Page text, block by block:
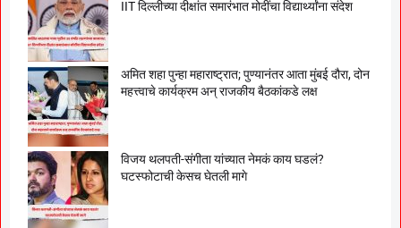
IIT दिल्लीच्या दीक्षांत समारंभात मोदींचा विद्यार्थ्यांना संदेश
अमित शहा पुन्हा महाराष्ट्रात; पुण्यानंतर आता मुंबई दौरा, दोन
महत्त्वाचे कार्यक्रम अन् राजकीय बैठकांकडे लक्ष
विजय थलपती-संगीता यांच्यात नेमकं काय घडलं?
घटस्फोटाची केसच घेतली मागे